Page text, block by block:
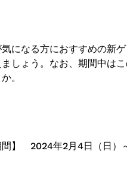
になる方におすすめの新
しょう。なお、期間中は
。
間】 2024年2月4日（日）